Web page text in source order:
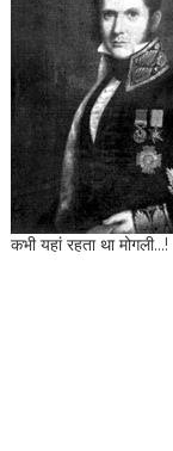
कभी यहां रहता था मोगली...!